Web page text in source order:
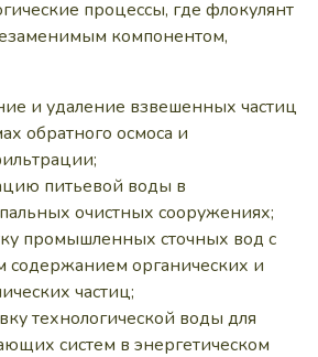
процессы, где флокулянт
компонентом,
и удаление взвешенных частиц
обратного осмоса и
питьевой воды в
очистных сооружениях;
промышленных сточных вод с
содержанием органических и
частиц;
технологической воды для
систем в энергетическом